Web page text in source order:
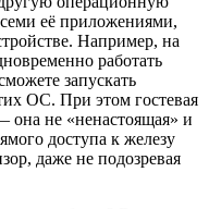
её приложениями,
Например, на
работать
запускать
ОС. При этом гостевая
она не «ненастоящая» и
доступа к железу
даже не подозревая